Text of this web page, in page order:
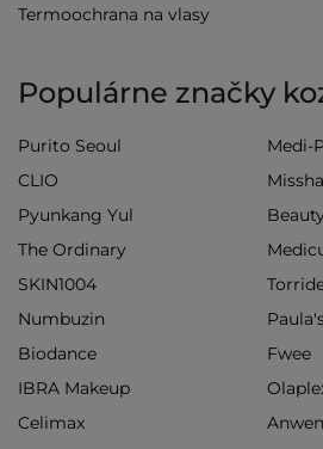
Termoochrana na vlasy
Populárne značky
Purito Seoul
Medi-
CLIO
Missha
Pyunkang Yul
The Ordinary
SKIN1004
Numbuzin
Biodance
Fwee
IBRA Makeup
Celimax
Anwen